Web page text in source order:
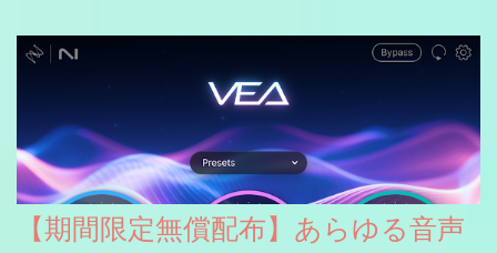
【期間限定無償配布】あらゆる音声